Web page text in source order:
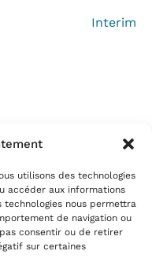
utilisons des technologies
accéder aux informations
nous permettra
de navigation ou
consentir ou de retirer
sur certaines
Interim